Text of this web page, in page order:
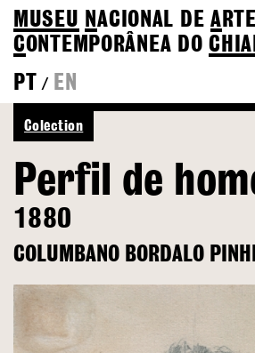
MUSEU NACIONAL DEA RTE
CONTEMPORÂNEA DO
PT
/ EN
Colection
Perfil de
1880
COLUMBANO BORDALO